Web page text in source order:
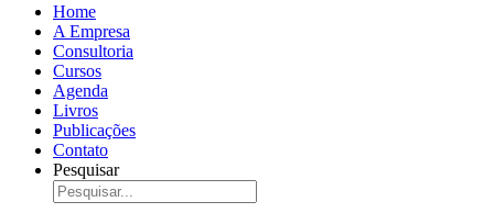
Home
A Empresa
Consultoria
Cursos
Agenda
Livros
Publicações
Contato
Pesquisar